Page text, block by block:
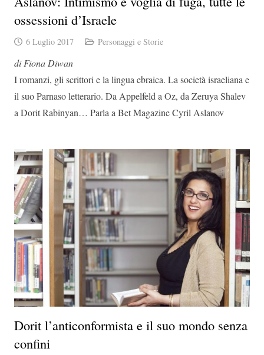
ossessioni d’Israele
6 Luglio 2017 Personaggi e Storie
di Fiona Diwan
I romanzi, gli scrittori e la lingua ebraica. La società israeliana e
il suo Parnaso letterario. Da Appelfeld a Oz, da Zeruya Shalev
a Dorit Rabinyan… Parla a Bet Magazine Cyril Aslanov
Dorit l’anticonformista e il suo mondo senza
confini